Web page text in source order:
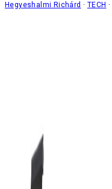
Hegyeshalmi Richárd TECH